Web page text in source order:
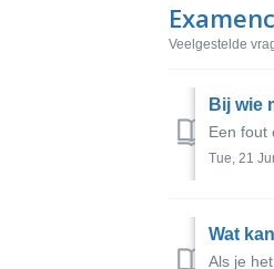
Veelgestelde
Bij wie
Een fout
Tue, 21
Als je